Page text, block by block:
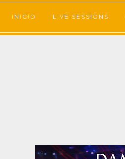
INICIO LIVE SESSIONS